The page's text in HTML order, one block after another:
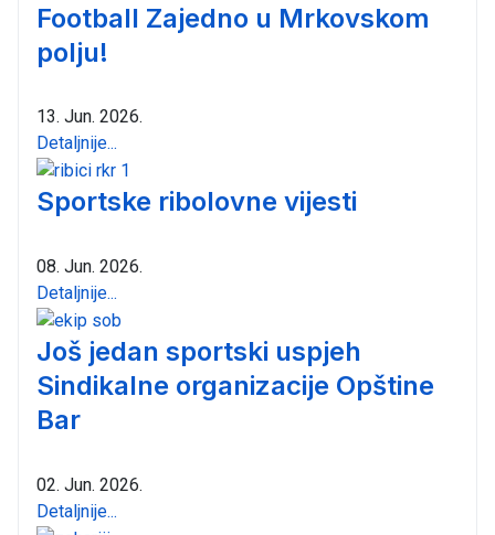
Football Zajedno u Mrkovskom
polju!
13. Jun. 2026.
Detaljnije...
Sportske ribolovne vijesti
08. Jun. 2026.
Detaljnije...
Još jedan sportski uspjeh
Sindikalne organizacije Opštine
Bar
02. Jun. 2026.
Detaljnije...